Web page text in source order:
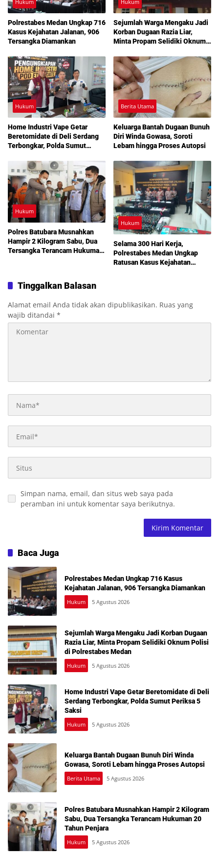
Hukum
Polrestabes Medan Ungkap 716
Kasus Kejahatan Jalanan, 906
Tersangka Diamankan
Hukum
Sejumlah Warga Mengaku Jadi
Korban Dugaan Razia Liar,
Minta Propam Selidiki Oknum
Hukum
Home Industri Vape Getar
Beretomidate di Deli Serdang
Terbongkar, Polda Sumut
Berita Utama
Keluarga Bantah Dugaan Bunuh
Diri Winda Gowasa, Soroti
Lebam hingga Proses Autopsi
Hukum
Polres Batubara Musnahkan
Hampir 2 Kilogram Sabu, Dua
Tersangka Terancam Hukuman
Hukum
Selama 300 Hari Kerja,
Polrestabes Medan Ungkap
Ratusan Kasus Kejahatan
Tinggalkan Balasan
Alamat email Anda tidak akan dipublikasikan. Ruas yang
wajib ditandai *
Simpan nama, email, dan situs web saya pada
peramban ini untuk komentar saya berikutnya.
Baca Juga
Polrestabes Medan Ungkap 716 Kasus
Kejahatan Jalanan, 906 Tersangka Diamankan
Hukum 5 Agustus 2026
Sejumlah Warga Mengaku Jadi Korban Dugaan
Razia Liar, Minta Propam Selidiki Oknum Polisi
di Polrestabes Medan
Hukum 5 Agustus 2026
Home Industri Vape Getar Beretomidate di Deli
Serdang Terbongkar, Polda Sumut Periksa 5
Saksi
Hukum 5 Agustus 2026
Keluarga Bantah Dugaan Bunuh Diri Winda
Gowasa, Soroti Lebam hingga Proses Autopsi
Berita Utama 5 Agustus 2026
Polres Batubara Musnahkan Hampir 2 Kilogram
Sabu, Dua Tersangka Terancam Hukuman 20
Tahun Penjara
Hukum 5 Agustus 2026